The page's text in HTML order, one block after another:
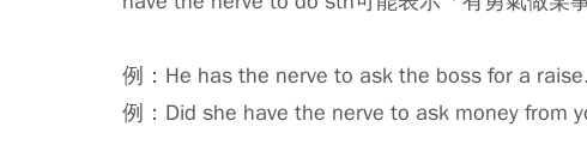
例：He has the nerve to ask the boss for a
例：Did she have the nerve to ask money from